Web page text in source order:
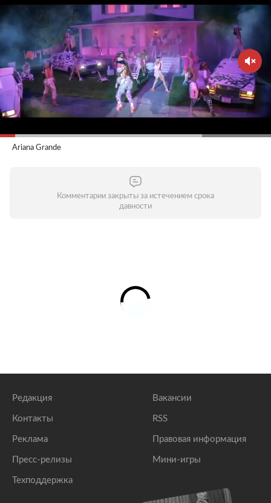
Ariana Grande
Комментарии закрыты за истечением срока
давности
Редакция
Контакты
Реклама
Пресс-релизы
Техподдержка
Вакансии
RSS
Правовая информация
Мини-игры